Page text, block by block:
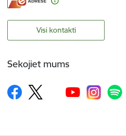
Visi kontakti
Sekojiet mums